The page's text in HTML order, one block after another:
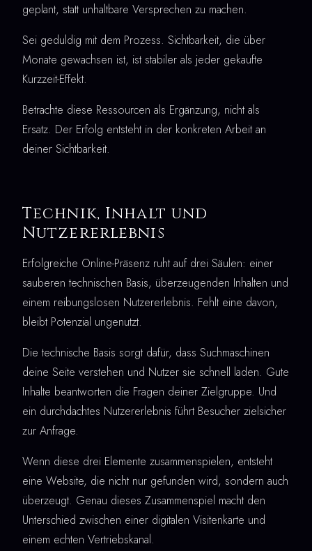
geplant, statt unhaltbare Versprechen zu machen.
Sei geduldig mit dem Prozess. Sichtbarkeit, die über
Monate gewachsen ist, ist stabiler als jeder gekaufte
Kurzzeit-Effekt.
Betrachte diese Ressourcen als Ergänzung, nicht als
Ersatz. Der Erfolg entsteht in der konkreten Arbeit an
deiner Sichtbarkeit.
Technik, Inhalt und
Nutzererlebnis
Erfolgreiche Online-Präsenz ruht auf drei Säulen: einer
sauberen technischen Basis, überzeugenden Inhalten und
einem reibungslosen Nutzererlebnis. Fehlt eine davon,
bleibt Potenzial ungenutzt.
Die technische Basis sorgt dafür, dass Suchmaschinen
deine Seite verstehen und Nutzer sie schnell laden. Gute
Inhalte beantworten die Fragen deiner Zielgruppe. Und
ein durchdachtes Nutzererlebnis führt Besucher zielsicher
zur Anfrage.
Wenn diese drei Elemente zusammenspielen, entsteht
eine Website, die nicht nur gefunden wird, sondern auch
überzeugt. Genau dieses Zusammenspiel macht den
Unterschied zwischen einer digitalen Visitenkarte und
einem echten Vertriebskanal.